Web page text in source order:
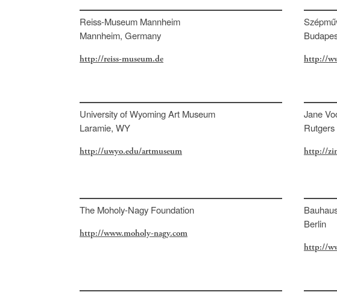
Reiss-Museum Mannheim
Mannheim, Germany
http://reiss-museum.de http://
University of Wyoming Art Museum
Laramie, WY
http://uwyo.edu/artmuseum
Jane
http://
The Moholy-Nagy Foundation
http://www.moholy-nagy.com
Berlin
http://